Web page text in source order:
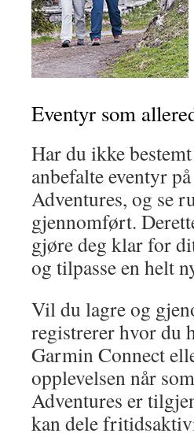
Eventyr som
Har du ikke
anbefalte eventyr
Adventures, og se
gjennomført.
gjøre deg klar for
og tilpasse en helt
Vil du lagre og
registrerer hvor du
Garmin Connect
opplevelsen når
Adventures er
kan dele